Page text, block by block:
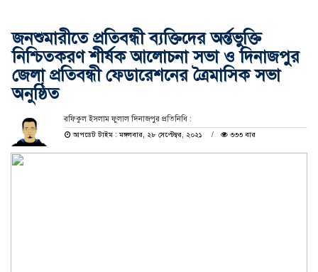
জনশুমারীতে প্রতিবন্ধী ব্যক্তিদের অর্ন্তভুক্তি
নিশ্চিতকরণ শীর্ষক আলোচনা সভা ও দিনাজপুর
জেলা প্রতিবন্ধী ফেডারেশনের ত্রৈমাসিক সভা
অনুষ্ঠিত
রফিকুল ইসলাম ফুলাল দিনাজপুর প্রতিনিধি :
আপডেট টাইম : মঙ্গলবার, ২৮ সেপ্টেম্বর, ২০২১
৩৩৩ বার